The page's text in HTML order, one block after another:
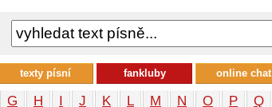
G H I J K L M N O P Q
texty písní fankluby online chat